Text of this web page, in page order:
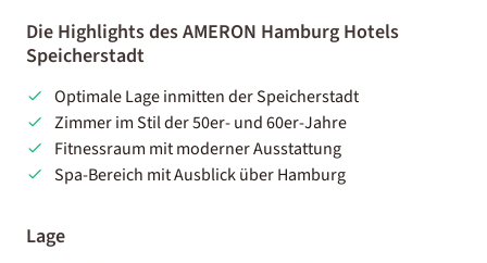
Die Highlights des AMERON Hamburg Hotels
Speicherstadt
Optimale Lage inmitten der Speicherstadt
Zimmer im Stil der 50er- und 60er-Jahre
Fitnessraum mit moderner Ausstattung
Spa-Bereich mit Ausblick über Hamburg
Lage